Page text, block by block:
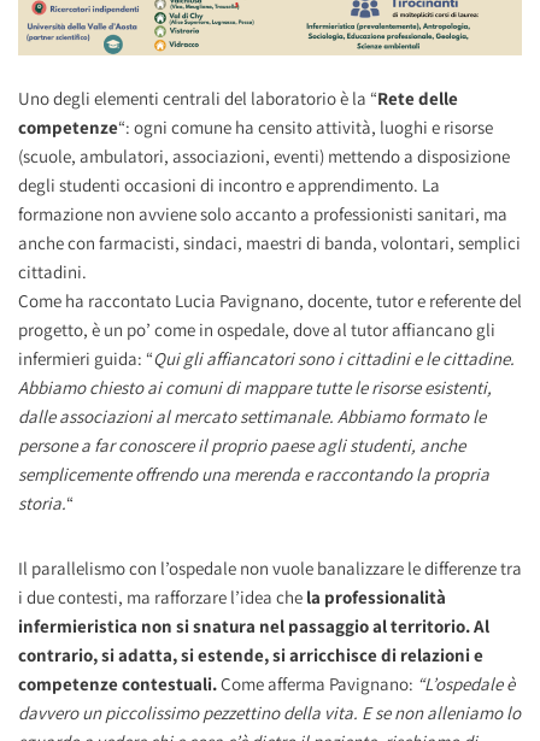
Uno degli elementi centrali del laboratorio è la “Rete delle
competenze“: ogni comune ha censito attività, luoghi e risorse
(scuole, ambulatori, associazioni, eventi) mettendo a disposizione
degli studenti occasioni di incontro e apprendimento. La
formazione non avviene solo accanto a professionisti sanitari, ma
anche con farmacisti, sindaci, maestri di banda, volontari, semplici
cittadini.
Come ha raccontato Lucia Pavignano, docente, tutor e referente del
progetto, è un po’ come in ospedale, dove al tutor affiancano gli
infermieri guida: “Qui gli affiancatori sono i cittadini e le cittadine.
Abbiamo chiesto ai comuni di mappare tutte le risorse esistenti,
dalle associazioni al mercato settimanale. Abbiamo formato le
persone a far conoscere il proprio paese agli studenti, anche
semplicemente offrendo una merenda e raccontando la propria
storia.“
Il parallelismo con l’ospedale non vuole banalizzare le differenze tra
i due contesti, ma rafforzare l’idea che la professionalità
infermieristica non si snatura nel passaggio al territorio. Al
contrario, si adatta, si estende, si arricchisce di relazioni e
competenze contestuali.Come afferma Pavignano: “L’ospedale è
davvero un piccolissimo pezzettino della vita. E se non alleniamo lo